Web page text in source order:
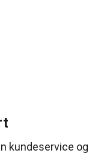
kundeservice og